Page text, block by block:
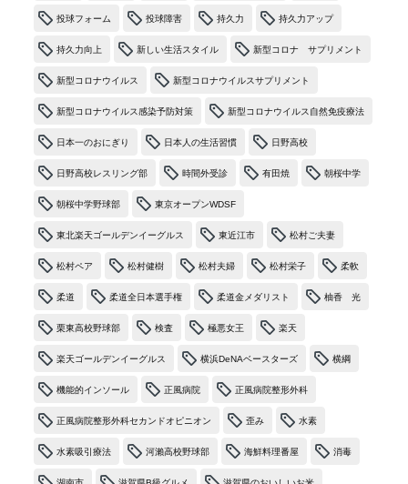
投球フォーム 投球障害 持久力 持久力アップ
持久力向上 新しい生活スタイル 新型コロナ サプリメント
新型コロナウイルス 新型コロナウイルスサプリメント
新型コロナウイルス感染予防対策 新型コロナウイルス自然免疫療法
日本一のおにぎり 日本人の生活習慣 日野高校
日野高校レスリング部 時間外受診 有田焼 朝桜中学
朝桜中学野球部 東京オープンWDSF
東北楽天ゴールデンイーグルス 東近江市 松村ご夫妻
松村ペア 松村健樹 松村夫婦 松村栄子 柔軟
柔道 柔道全日本選手権 柔道金メダリスト 柚香 光
栗東高校野球部 検査 極悪女王 楽天
楽天ゴールデンイーグルス 横浜DeNAベースターズ 横綱
機能的インソール 正風病院 正風病院整形外科
正風病院整形外科セカンドオピニオン 歪み 水素
水素吸引療法 河瀨高校野球部 海鮮料理番屋 消毒